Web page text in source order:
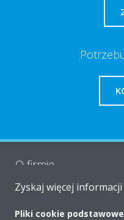
O firmie
Rozwiązania
Zyskaj więcej
Pliki cookie